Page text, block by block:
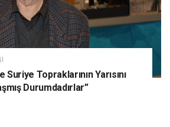
Topraklarının Yarısını
Durumdadırlar”